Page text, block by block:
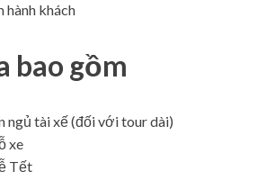
hành khách
bao gồm
ngủ tài xế (đối với tour dài)
xe
Tết